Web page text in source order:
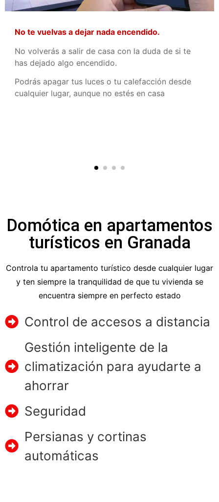
No te vuelvas a dejar nada encendido.
No volverás a salir de casa con la duda de si te
has dejado algo encendido.
Podrás apagar tus luces o tu calefacción desde
cualquier lugar, aunque no estés en casa
Domótica en apartamentos
turísticos en Granada
Controla tu apartamento turístico desde cualquier lugar
y ten siempre la tranquilidad de que tu vivienda se
encuentra siempre en perfecto estado
Control de accesos a distancia
Gestión inteligente de la
climatización para ayudarte a
ahorrar
Seguridad
Persianas y cortinas
automáticas